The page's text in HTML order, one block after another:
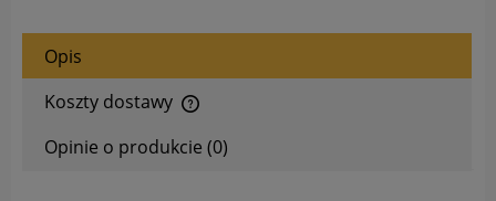
Opis
Koszty dostawy
Opinie o produkcie (0)